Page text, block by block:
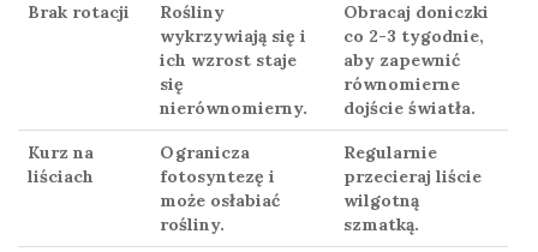
Brak rotacji
Rośliny
wykrzywiają się i
ich wzrost staje
się
nierównomierny.
Obracaj doniczki
co 2-3 tygodnie,
aby zapewnić
równomierne
dojście światła.
Kurz na
liściach
Ogranicza
fotosyntezę i
może osłabiać
rośliny.
Regularnie
przecieraj liście
wilgotną
szmatką.